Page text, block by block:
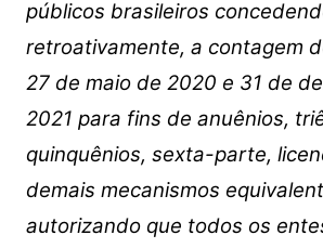
públicos brasileiros
retroativamente, a contagem
27 de maio de 2020 e 31 de
2021 para fins de anuênios,
quinquênios, sexta-parte,
demais mecanismos
autorizando que todos os